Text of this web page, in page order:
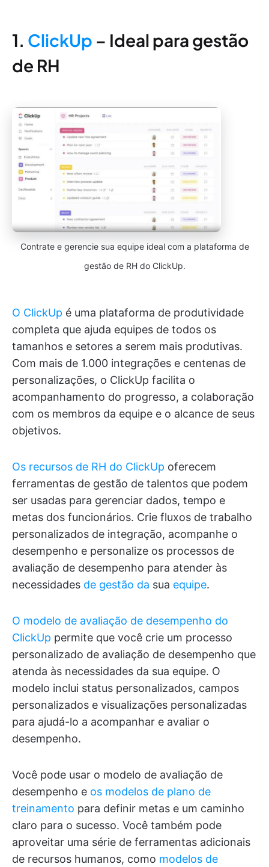
1. ClickUp – Ideal para gestão
de RH
Contrate e gerencie sua equipe ideal com a plataforma de
gestão de RH do ClickUp.
O ClickUp é uma plataforma de produtividade
completa que ajuda equipes de todos os
tamanhos e setores a serem mais produtivas.
Com mais de 1.000 integrações e centenas de
personalizações, o ClickUp facilita o
acompanhamento do progresso, a colaboração
com os membros da equipe e o alcance de seus
objetivos.
Os recursos de RH do ClickUp oferecem
ferramentas de gestão de talentos que podem
ser usadas para gerenciar dados, tempo e
metas dos funcionários. Crie fluxos de trabalho
personalizados de integração, acompanhe o
desempenho e personalize os processos de
avaliação de desempenho para atender às
necessidades de gestão da sua equipe.
O modelo de avaliação de desempenho do
ClickUp permite que você crie um processo
personalizado de avaliação de desempenho que
atenda às necessidades da sua equipe. O
modelo inclui status personalizados, campos
personalizados e visualizações personalizadas
para ajudá-lo a acompanhar e avaliar o
desempenho.
Você pode usar o modelo de avaliação de
desempenho e os modelos de plano de
treinamento para definir metas e um caminho
claro para o sucesso. Você também pode
aproveitar uma série de ferramentas adicionais
de recursos humanos, como modelos de